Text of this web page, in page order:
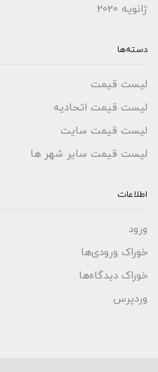
ژانویه 2020
دسته‌ها
لیست قیمت
لیست قیمت اتحادیه
لیست قیمت سایت
لیست قیمت سایر شهر ها
اطلاعات
ورود
خوراک ورودی‌ها
خوراک دیدگاه‌ها
وردپرس